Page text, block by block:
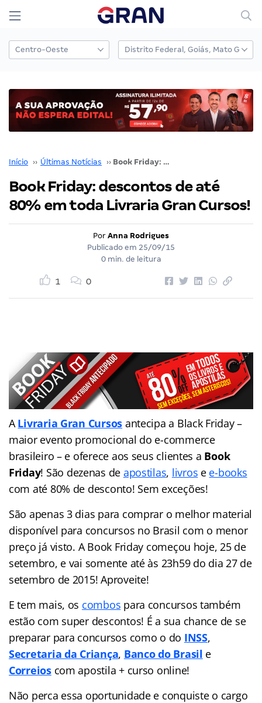
Início ›› Últimas Notícias ›› Book Friday: descontos de até 80% em toda Livraria Gran Cursos!
Book Friday: descontos de até
80% em toda Livraria Gran Cursos!
Por Anna Rodrigues
Publicado em 25/09/15
0 min. de leitura
1 0
ALivraria Gran Cursos antecipa a Black Friday –
maior evento promocional do e-commerce
brasileiro – e oferece aos seus clientes a Book
Friday! São dezenas de apostilas, livros e e-books
com até 80% de desconto! Sem exceções!
São apenas 3 dias para comprar o melhor material
disponível para concursos no Brasil com o menor
preço já visto. A Book Friday começou hoje, 25 de
setembro, e vai somente até às 23h59 do dia 27 de
setembro de 2015! Aproveite!
E tem mais, os combos para concursos também
estão com super descontos! É a sua chance de se
preparar para concursos como o do INSS,
Secretaria da Criança, Banco do Brasil e
Correioscom apostila + curso online!
Não perca essa oportunidade e conquiste o cargo